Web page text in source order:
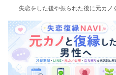
失恋をした後や振られた後に元カ